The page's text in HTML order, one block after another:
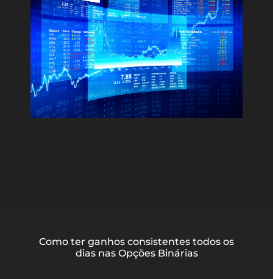
Como ter ganhos consistentes todos os
dias nas Opções Binárias